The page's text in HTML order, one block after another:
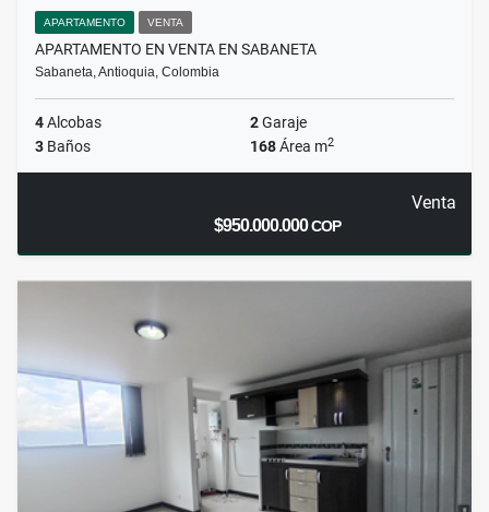
APARTAMENTO VENTA
APARTAMENTO EN VENTA EN SABANETA
Sabaneta, Antioquia, Colombia
4Alcobas 2Garaje
3 Baños 168Área m2
Venta
$950.000.000COP